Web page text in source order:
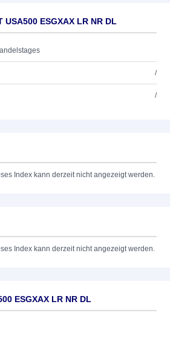
ESGXAX LR NR DL
/
/
Index kann derzeit nicht angezeigt werden.
Index kann derzeit nicht angezeigt werden.
ESGXAX LR NR DL